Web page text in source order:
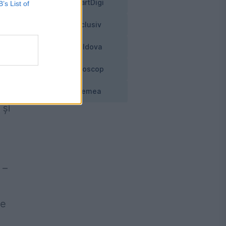
List of
și
SmartDigi
Exclusiv
Moldova
Horoscop
Vremea